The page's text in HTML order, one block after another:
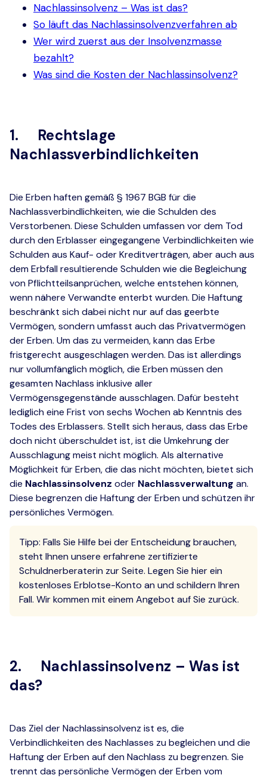
Nachlassinsolvenz – Was ist das?
So läuft das Nachlassinsolvenzverfahren ab
Wer wird zuerst aus der Insolvenzmasse
bezahlt?
Was sind die Kosten der Nachlassinsolvenz?
1. Rechtslage
Nachlassverbindlichkeiten
Die Erben haften gemäß § 1967 BGB für die
Nachlassverbindlichkeiten, wie die Schulden des
Verstorbenen. Diese Schulden umfassen vor dem Tod
durch den Erblasser eingegangene Verbindlichkeiten wie
Schulden aus Kauf- oder Kreditverträgen, aber auch aus
dem Erbfall resultierende Schulden wie die Begleichung
von Pflichtteilsanprüchen, welche entstehen können,
wenn nähere Verwandte enterbt wurden. Die Haftung
beschränkt sich dabei nicht nur auf das geerbte
Vermögen, sondern umfasst auch das Privatvermögen
der Erben. Um das zu vermeiden, kann das Erbe
fristgerecht ausgeschlagen werden. Das ist allerdings
nur vollumfänglich möglich, die Erben müssen den
gesamten Nachlass inklusive aller
Vermögensgegenstände ausschlagen. Dafür besteht
lediglich eine Frist von sechs Wochen ab Kenntnis des
Todes des Erblassers. Stellt sich heraus, dass das Erbe
doch nicht überschuldet ist, ist die Umkehrung der
Ausschlagung meist nicht möglich. Als alternative
Möglichkeit für Erben, die das nicht möchten, bietet sich
die Nachlassinsolvenz oder Nachlassverwaltung an.
Diese begrenzen die Haftung der Erben und schützen ihr
persönliches Vermögen.
Tipp: Falls Sie Hilfe bei der Entscheidung brauchen,
steht Ihnen unsere erfahrene zertifizierte
Schuldnerberaterin zur Seite. Legen Sie hier ein
kostenloses Erblotse-Konto an und schildern Ihren
Fall. Wir kommen mit einem Angebot auf Sie zurück.
2. Nachlassinsolvenz – Was ist
das?
Das Ziel der Nachlassinsolvenz ist es, die
Verbindlichkeiten des Nachlasses zu begleichen und die
Haftung der Erben auf den Nachlass zu begrenzen. Sie
trennt das persönliche Vermögen der Erben vom